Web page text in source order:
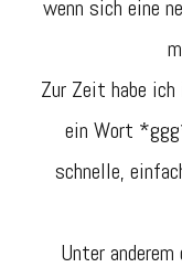
wenn sich eine
Zur Zeit habe
ein Wort
schnelle,
Unter